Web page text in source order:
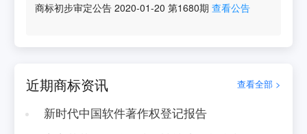
商标初步审定公告 2020-01-20 第1680期 查看公告
近期商标资讯 查看全部 >
新时代中国软件著作权登记报告